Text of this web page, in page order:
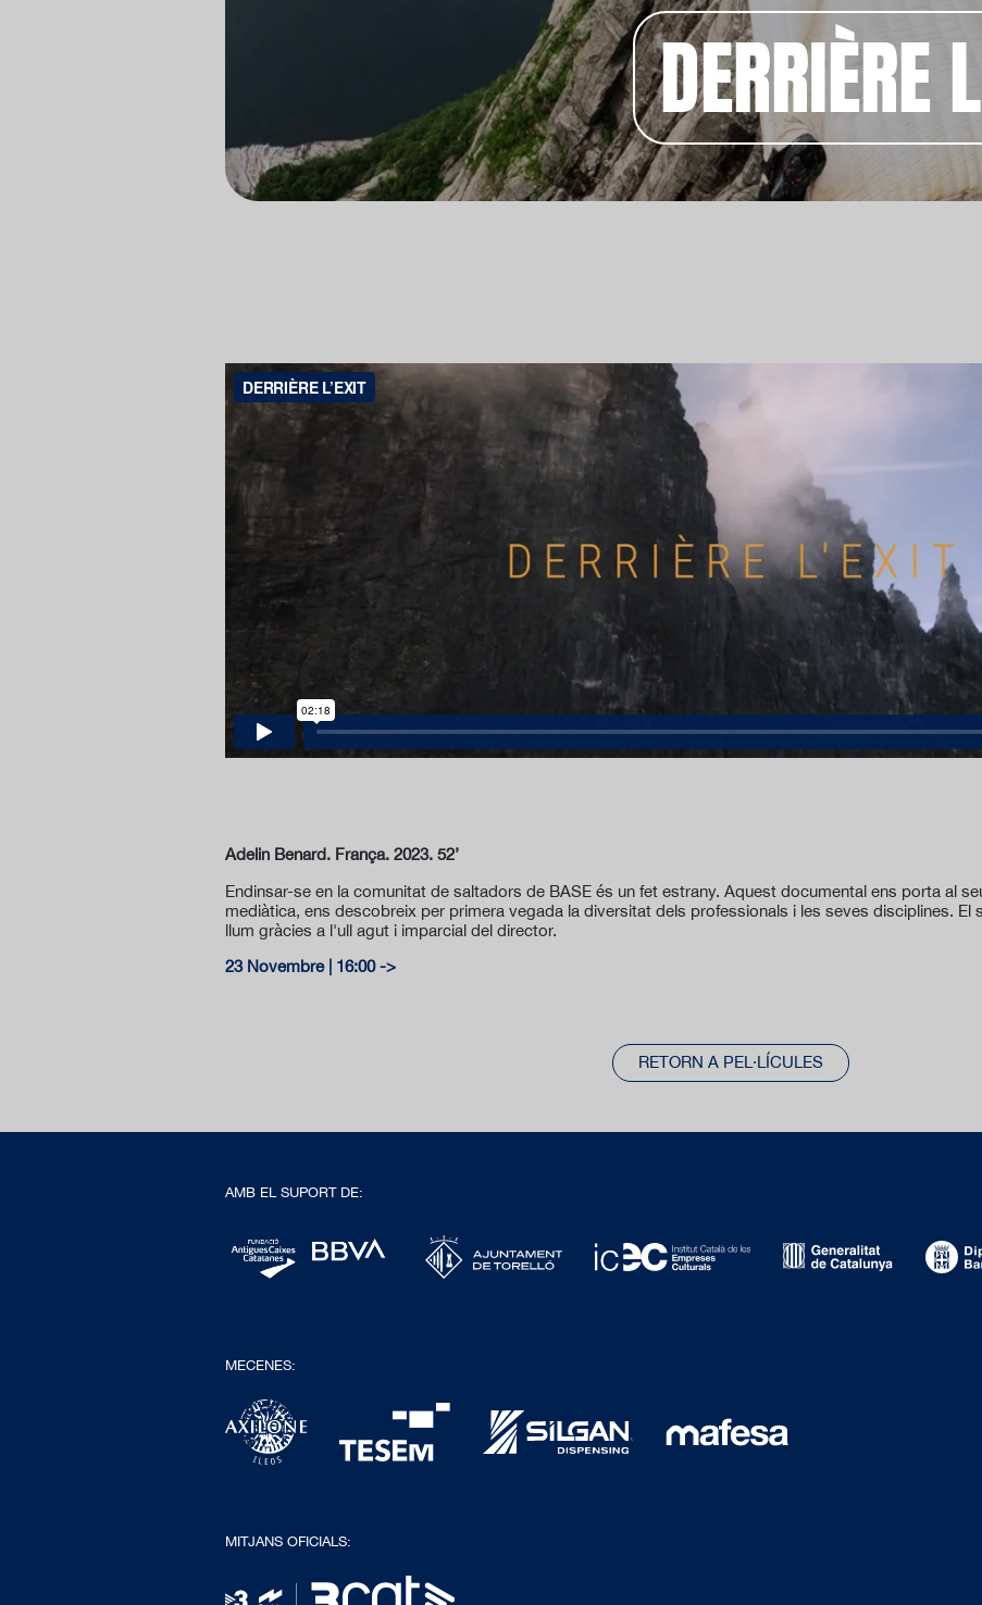
DERRIÈRE
Adelin Benard. França. 2023. 52’
Endinsar-se en la comunitat de saltadors de BASE és un fet estrany. Aquest documental ens porta al
mediàtica, ens descobreix per primera vegada la diversitat dels professionals i les seves disciplines. El
llum gràcies a l'ull agut i imparcial del director.
23 Novembre | 16:00 ->
RETORN A PEL·LÍCULES
AMB EL SUPORT DE:
MECENES:
MITJANS OFICIALS: